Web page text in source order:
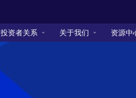
投资者关系 关于我们 资源中